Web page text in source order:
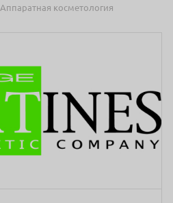
Аппаратная косметология